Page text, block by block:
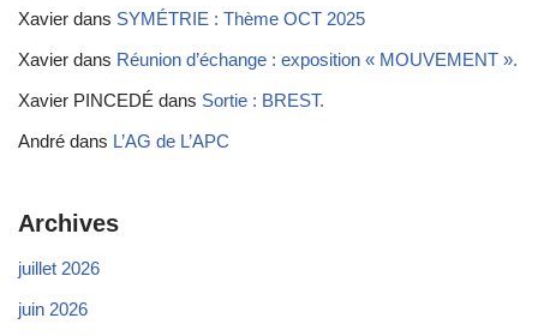
Xavier dans SYMÉTRIE : Thème OCT 2025
Xavier dans Réunion d’échange : exposition « MOUVEMENT ».
Xavier PINCEDÉ dans Sortie : BREST.
André dans L’AG de L’APC
Archives
juillet 2026
juin 2026